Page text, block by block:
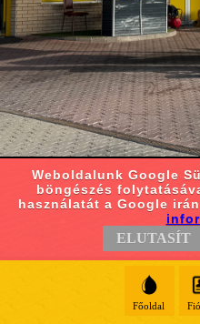
Főoldal
Weboldalunk Google
böngészés
használatát a Google
ELUTASÍT